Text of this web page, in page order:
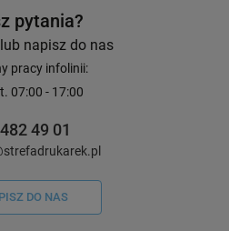
pytania?
napisz do nas
pracy infolinii:
07:00 - 17:00
49 01
DO NAS